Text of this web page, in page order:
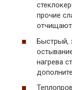
прочие
Быстрый,
нагрева